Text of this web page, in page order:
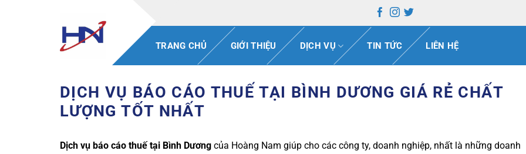
TRANG CHỦ GIỚI THIỆU DỊCH VỤ TIN TỨC LIÊN HỆ
DỊCH VỤ BÁO CÁO THUẾ TẠI BÌNH DƯƠNG GIÁ RẺ CHẤT
LƯỢNG TỐT NHẤT
Dịch vụ báo cáo thuế tại Bình Dương của Hoàng Nam giúp cho các công ty, doanh nghiệp, nhất là những doanh